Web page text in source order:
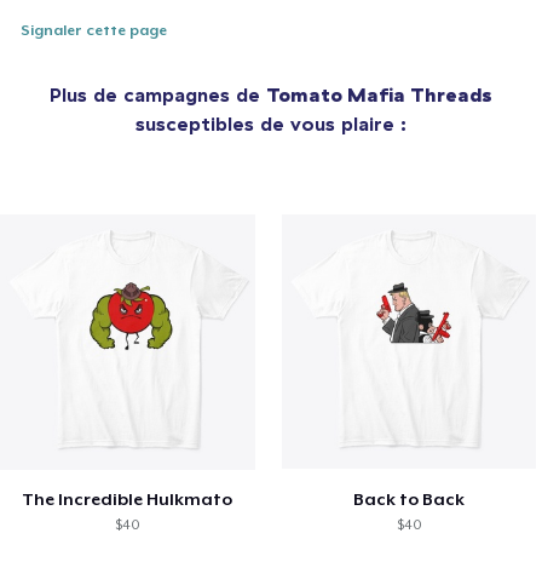
Signaler cette page
Plus de campagnes de Tomato Mafia Threads
susceptibles de vous plaire :
The Incredible Hulkmato
$40
Back to Back
$40